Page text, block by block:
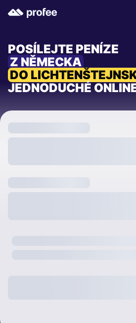
POSÍLEJTE PENÍZE
Z NĚMECKA
DO
JEDNODUCHÉ